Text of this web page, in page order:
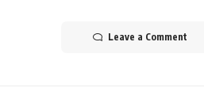
Leave a Comment